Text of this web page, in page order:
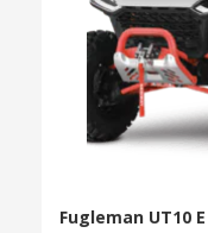
Fugleman UT10 E